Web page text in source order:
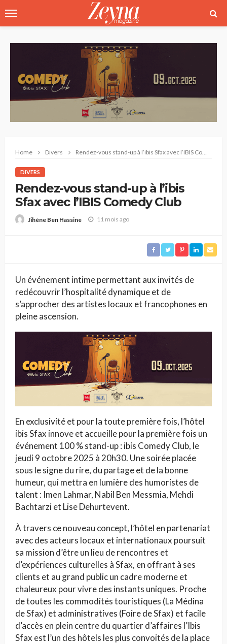
Home Divers Rendez-vous stand-up à l’ibis Sfax avec l’IBIS Comedy Club
DIVERS
Rendez-vous stand-up à l’ibis
Sfax avec l’IBIS Comedy Club
Jihène Ben Hassine 11 mois ago
Un événement intime permettant aux invités de
redécouvrir l’hospitalité dynamique et de
s’approcher des artistes locaux et francophones en
pleine ascension.
En exclusivité et pour la toute première fois, l’hôtel
ibis Sfax innove et accueille pour la première fois un
événement 100 % stand-up : ibis Comedy Club, le
jeudi 9 octobre 2025 à 20h30. Une soirée placée
sous le signe du rire, du partage et de la bonne
humeur, qui mettra en lumière des humoristes de
talent : Imen Lahmar, Nabil Ben Messmia, Mehdi
Bachtarzi et Lise Dehurtevent.
À travers ce nouveau concept, l’hôtel en partenariat
avec des acteurs locaux et internationaux poursuit
sa mission d’être un lieu de rencontres et
d’expériences culturelles à Sfax, en offrant à ses
clients et au grand public un cadre moderne et
chaleureux pour vivre des instants uniques. Proche
de toutes les commodités touristiques (La Médina
de Sfax) et administratives (Foire de Sfax) et facile
d’accès en plein centre du quartier d’affaires l’Ibis
Sfax est l’un des hôtels les plus convoités de la place